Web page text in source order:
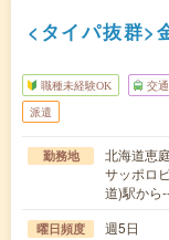
<タイパ抜群>
職種未経験OK 交
派遣
勤務地
北海道恵
サッポロ
道)駅から
曜日頻度 週5日